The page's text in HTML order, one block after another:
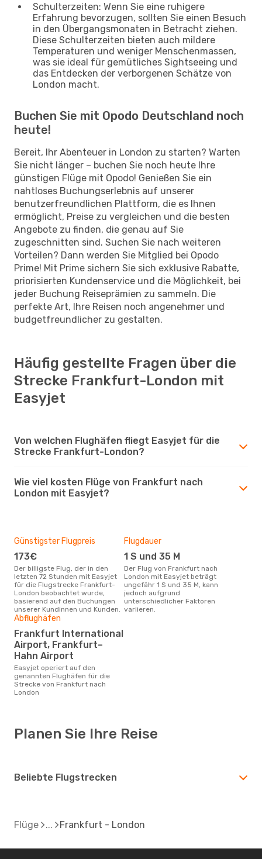
Schulterzeiten: Wenn Sie eine ruhigere
Erfahrung bevorzugen, sollten Sie einen Besuch
in den Übergangsmonaten in Betracht ziehen.
Diese Schulterzeiten bieten auch mildere
Temperaturen und weniger Menschenmassen,
was sie ideal für gemütliches Sightseeing und
das Entdecken der verborgenen Schätze von
London macht.
Buchen Sie mit Opodo Deutschland noch
heute!
Bereit, Ihr Abenteuer in London zu starten? Warten
Sie nicht länger – buchen Sie noch heute Ihre
günstigen Flüge mit Opodo! Genießen Sie ein
nahtloses Buchungserlebnis auf unserer
benutzerfreundlichen Plattform, die es Ihnen
ermöglicht, Preise zu vergleichen und die besten
Angebote zu finden, die genau auf Sie
zugeschnitten sind. Suchen Sie nach weiteren
Vorteilen? Dann werden Sie Mitglied bei Opodo
Prime! Mit Prime sichern Sie sich exklusive Rabatte,
priorisierten Kundenservice und die Möglichkeit, bei
jeder Buchung Reiseprämien zu sammeln. Die
perfekte Art, Ihre Reisen noch angenehmer und
budgetfreundlicher zu gestalten.
Häufig gestellte Fragen über die
Strecke Frankfurt-London mit
Easyjet
Von welchen Flughäfen fliegt Easyjet für die
Strecke Frankfurt-London?
Wie viel kosten Flüge von Frankfurt nach
London mit Easyjet?
Günstigster Flugpreis
173€
Der billigste Flug, der in den
letzten 72 Stunden mit Easyjet
für die Flugstrecke Frankfurt-
London beobachtet wurde,
basierend auf den Buchungen
unserer Kundinnen und Kunden.
Flugdauer
1 S und 35 M
Der Flug von Frankfurt nach
London mit Easyjet beträgt
ungefähr 1 S und 35 M, kann
jedoch aufgrund
unterschiedlicher Faktoren
variieren.
Abflughäfen
Frankfurt International
Airport, Frankfurt–
Hahn Airport
Easyjet operiert auf den
genannten Flughäfen für die
Strecke von Frankfurt nach
London
Planen Sie Ihre Reise
Beliebte Flugstrecken
Flüge Frankfurt - London